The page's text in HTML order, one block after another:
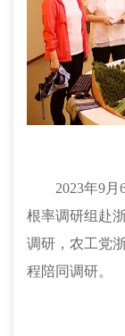
2023年9月
根率调研组赴
调研 ， 农工党
程陪同调研。